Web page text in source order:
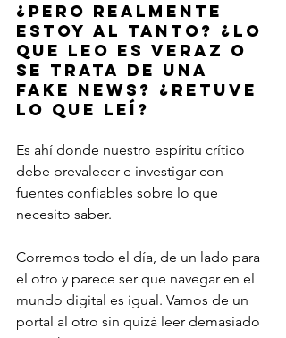
¿Pero realmente
estoy al tanto? ¿Lo
que leo es veraz o
se trata de una
fake news? ¿Retuve
lo que leí?
Es ahí donde nuestro espíritu crítico
debe prevalecer e investigar con
fuentes confiables sobre lo que
necesito saber.
Corremos todo el día, de un lado para
el otro y parece ser que navegar en el
mundo digital es igual. Vamos de un
portal al otro sin quizá leer demasiado